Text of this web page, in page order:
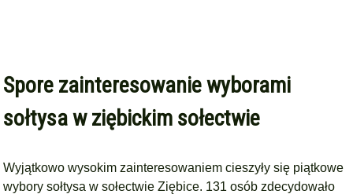
Spore zainteresowanie wyborami
sołtysa w ziębickim sołectwie
Wyjątkowo wysokim zainteresowaniem cieszyły się piątkowe
wybory sołtysa w sołectwie Ziębice. 131 osób zdecydowało